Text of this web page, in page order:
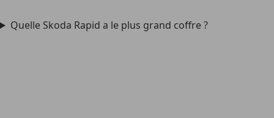
Quelle Skoda Rapid a le plus grand coffre ?